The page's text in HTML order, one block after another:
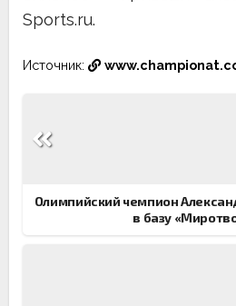
Sports.ru.
Источник:
по
Олимпийский чемпион
в базу